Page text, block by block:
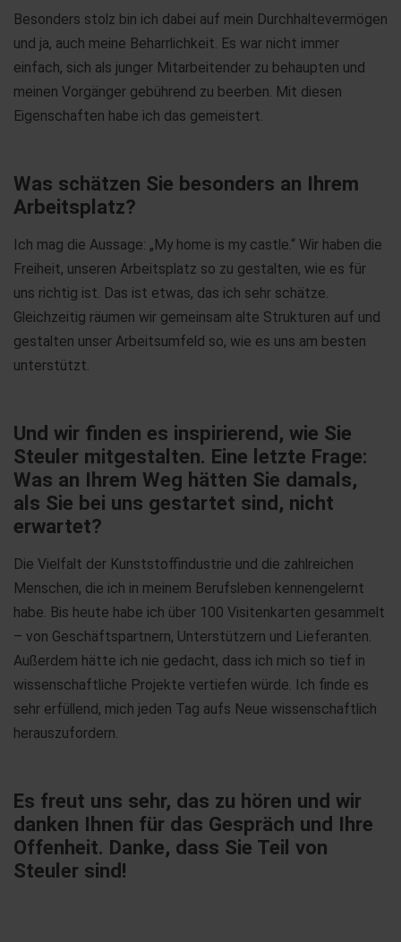
Besonders stolz bin ich dabei auf mein Durchhaltevermögen
und ja, auch meine Beharrlichkeit. Es war nicht immer
einfach, sich als junger Mitarbeitender zu behaupten und
meinen Vorgänger gebührend zu beerben. Mit diesen
Eigenschaften habe ich das gemeistert.
Was schätzen Sie besonders an Ihrem
Arbeitsplatz?
Ich mag die Aussage: „My home is my castle.“ Wir haben die
Freiheit, unseren Arbeitsplatz so zu gestalten, wie es für
uns richtig ist. Das ist etwas, das ich sehr schätze.
Gleichzeitig räumen wir gemeinsam alte Strukturen auf und
gestalten unser Arbeitsumfeld so, wie es uns am besten
unterstützt.
Und wir finden es inspirierend, wie Sie
Steuler mitgestalten. Eine letzte Frage:
Was an Ihrem Weg hätten Sie damals,
als Sie bei uns gestartet sind, nicht
erwartet?
Die Vielfalt der Kunststoffindustrie und die zahlreichen
Menschen, die ich in meinem Berufsleben kennengelernt
habe. Bis heute habe ich über 100 Visitenkarten gesammelt
– von Geschäftspartnern, Unterstützern und Lieferanten.
Außerdem hätte ich nie gedacht, dass ich mich so tief in
wissenschaftliche Projekte vertiefen würde. Ich finde es
sehr erfüllend, mich jeden Tag aufs Neue wissenschaftlich
herauszufordern.
Es freut uns sehr, das zu hören und wir
danken Ihnen für das Gespräch und Ihre
Offenheit. Danke, dass Sie Teil von
Steuler sind!